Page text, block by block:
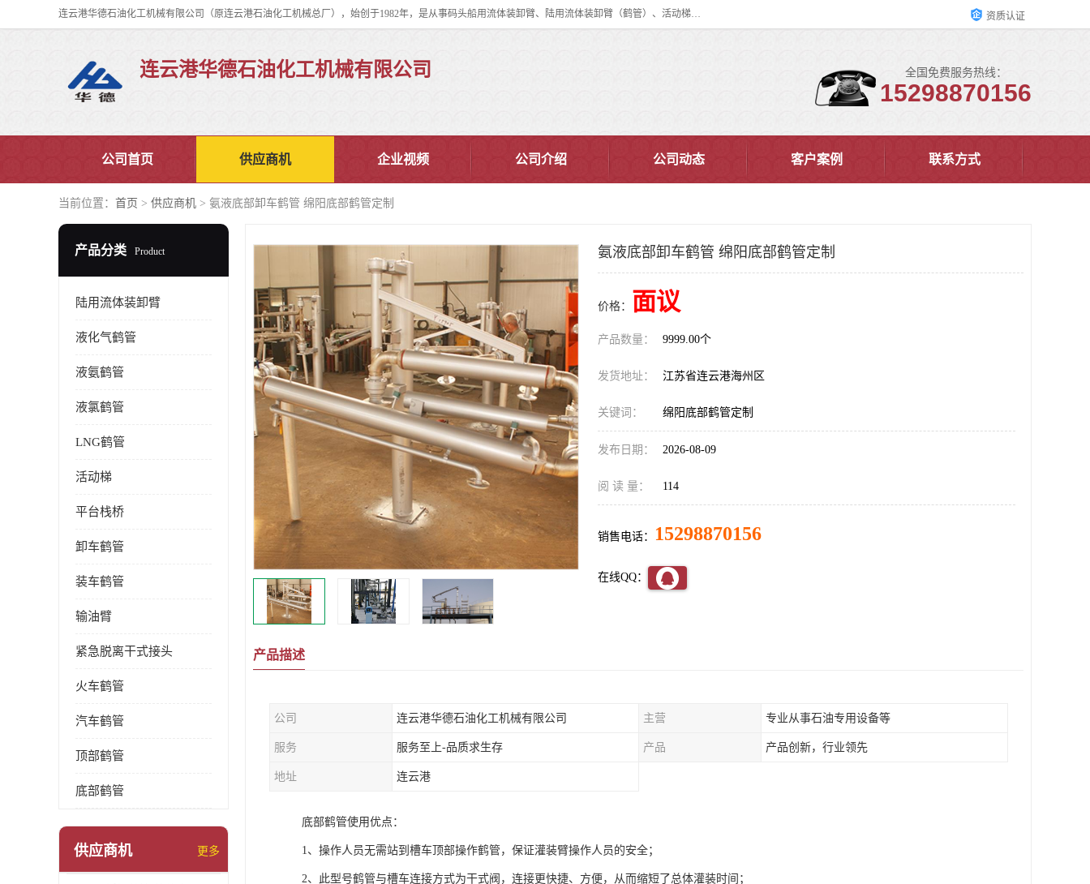
连云港华德石油化工机械有限公司（原连云港石油化工机械总厂），始创于1982年，是从事码头船用流体装卸臂、陆用流体装卸臂（鹤管）、活动梯、钢构平台、定量装车系统等全系列流体装卸设备的设计、制造、销售以及服务的专业供应商。 资质认证
连云港华德石油化工机械有限公司 全国免费服务热线：
15298870156
公司首页 供应商机 企业视频 公司介绍 公司动态 客户案例 联系方式
当前位置： 首页 > 供应商机 > 氨液底部卸车鹤管 绵阳底部鹤管定制
产品分类 Product
陆用流体装卸臂
液化气鹤管
液氨鹤管
液氯鹤管
LNG鹤管
活动梯
平台栈桥
卸车鹤管
装车鹤管
输油臂
紧急脱离干式接头
火车鹤管
汽车鹤管
顶部鹤管
底部鹤管
供应商机 更多
氨液底部卸车鹤管 绵阳底部鹤管定制
价格： 面议
产品数量： 9999.00个
发货地址： 江苏省连云港海州区
关键词： 绵阳底部鹤管定制
发布日期： 2026-08-09
阅 读 量： 114
销售电话： 15298870156
在线QQ：
产品描述
公司 连云港华德石油化工机械有限公司 主营 专业从事石油专用设备等
服务 服务至上-品质求生存 产品 产品创新，行业领先
地址 连云港
底部鹤管使用优点：
1、操作人员无需站到槽车顶部操作鹤管，保证灌装臂操作人员的安全；
2、此型号鹤管与槽车连接方式为干式阀，连接更快捷、方便，从而缩短了总体灌装时间；